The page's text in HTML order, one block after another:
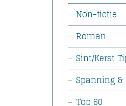
Non-fictie
Roman
Sint/Kerst
Spanning
Top 60